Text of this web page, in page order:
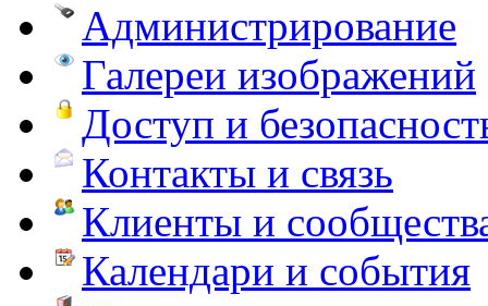
Администрирование
Галереи изображений
Доступ и
Контакты и связь
Клиенты и
Календари и события